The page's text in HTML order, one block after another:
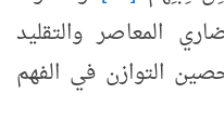
المعاصر والتقليد
التوازن في الفهم